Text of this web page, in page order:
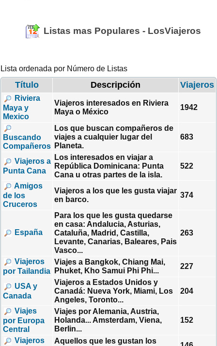
Listas mas Populares - LosViajeros
Lista ordenada por Número de Listas
Título Descripción Viajeros
Riviera
Maya y
Mexico
Viajeros interesados en Riviera
Maya o México
1942
Buscando
Compañeros
Los que buscan compañeros de
viajes a cualquier lugar del
Planeta.
683
Viajeros a
Punta Cana
Los interesados en viajar a
República Dominicana: Punta
Cana u otras partes de la isla.
522
Amigos
de los
Cruceros
Viajeros a los que les gusta viajar
en barco.
374
España
Para los que les gusta quedarse
en casa: Andalucia, Asturias,
Cataluña, Madrid, Castilla,
Levante, Canarias, Baleares, Pais
Vasco...
263
Viajeros
por Tailandia
Viajes a Bangkok, Chiang Mai,
Phuket, Kho Samui Phi Phi...
227
USA y
Canada
Viajeros a Estados Unidos y
Canadá: Nueva York, Miami, Los
Angeles, Toronto...
204
Viajes
por Europa
Central
Viajes por Alemania, Austria,
Holanda... Amsterdam, Viena,
Berlin...
152
Viajeros
Aquellos que les gustan los